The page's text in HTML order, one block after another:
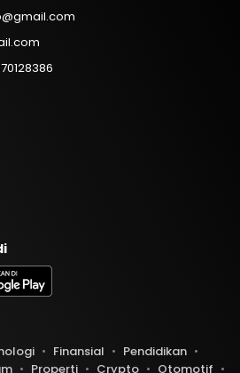
Finansial
Pendidikan
Properti Crypto Otomotif